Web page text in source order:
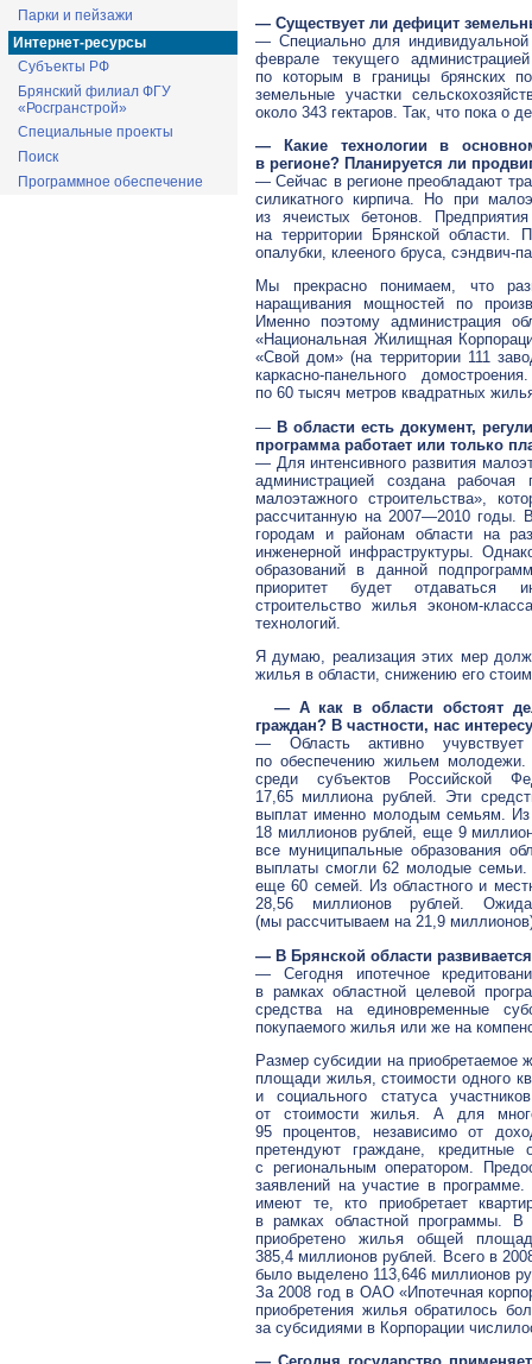
Парки и пейзажи
Интернет-ресурсы
Субъекты РФ
Брянский филиал ФГУ
«Росгранстрой»
Специальные проекты
Поиск
Программное обеспечение
— Существует ли дефицит
— Специально для индивидуальной
феврале текущего
по которым в границы брянских
земельные участки
около 343 гектаров. Так, что пока о
— Какие технологии в
в регионе? Планируется ли
— Сейчас в регионе преобладают
силикатного кирпича. Но при
из ячеистых бетонов.
на территории Брянской области.
опалубки, клееного бруса, сэндвич-
Мы прекрасно понимаем, что
наращивания мощностей по
Именно поэтому администрация
«Национальная Жилищная
«Свой дом» (на территории 111
каркасно-панельного
по 60 тысяч метров квадратных
— В области есть документ,
программа работает или только
— Для интенсивного развития
администрацией создана рабочая
малоэтажного строительства»,
рассчитанную на 2007—2010годы. В
городам и районам области на
инженерной инфраструктуры.
образований в данной
приоритет будет отдаваться
строительство жилья эконом-
технологий.
Я думаю, реализация этих мер
жилья в области, снижению его
— А как в области обстоят
граждан? В частности, нас
— Область активно
по обеспечению жильем
среди субъектов Российской
17,65 миллиона рублей. Эти
выплат именно молодым семьям. Из
18 миллионов рублей, еще 9
все муниципальные образования
выплаты смогли 62 молодые семьи.
еще 60 семей. Из областного и
28,56 миллионов рублей.
(мы рассчитываем на 21,9
— В Брянской области
— Сегодня ипотечное
в рамках областной целевой
средства на единовременные
покупаемого жилья или же на
Размер субсидии на приобретаемое
площади жилья, стоимости одного
и социального статуса
от стоимости жилья. А для
95 процентов, независимо от
претендуют граждане, кредитные
с региональным оператором.
заявлений на участие в
имеют те, кто приобретает
в рамках областной программы.
приобретено жилья общей
385,4 миллионов рублей. Всего в
было выделено 113,646 миллионов
За 2008 год в ОАО «Ипотечная
приобретения жилья обратилось
за субсидиями в Корпорации